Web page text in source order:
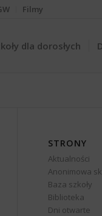
Filmy
dla dorosłych
STRONY
Aktualności
Anonimowa
Baza szkoły
Biblioteka
Dni otwarte